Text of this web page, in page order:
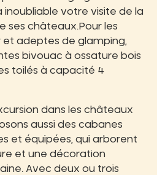
inoubliable votre visite de la
ses châteaux.Pour les
adeptes de glamping,
bivouac à ossature bois
toilés à capacité 4
dans les châteaux
aussi des cabanes
et équipées, qui arborent
et une décoration
Avec deux ou trois